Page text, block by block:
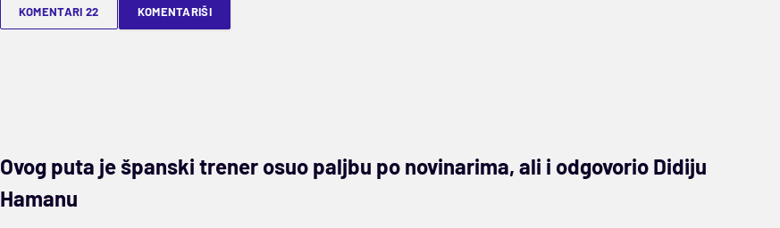
KOMENTARI 22 KOMENTARIŠI
Ovog puta je španski trener osuo paljbu po novinarima, ali i odgovorio Didiju
Hamanu